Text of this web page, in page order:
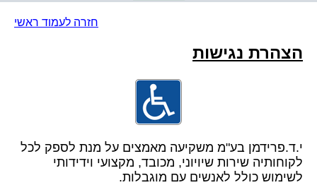
חזרה לעמוד ראשי
הצהרת נגישות
י.ד.פרידמן בע"מ משקיעה מאמצים על מנת לספק לכל
לקוחותיה שירות שיויוני, מכובד, מקצועי וידידותי
לשימוש כולל לאנשים עם מוגבלות.